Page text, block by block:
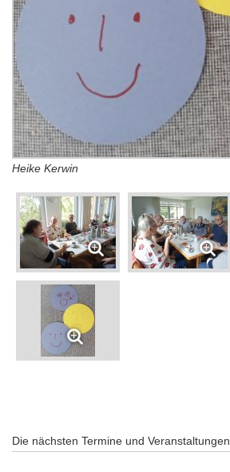
Heike Kerwin
Die nächsten Termine und Veranstaltungen